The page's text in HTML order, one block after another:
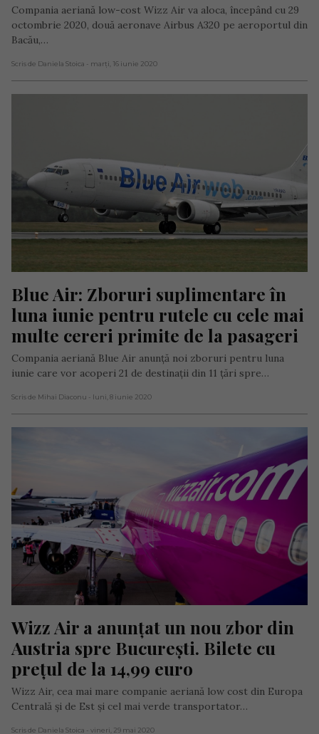
Compania aeriană low-cost Wizz Air va aloca, începând cu 29
octombrie 2020, două aeronave Airbus A320 pe aeroportul din
Bacău,…
Scris de Daniela Stoica - marți, 16 iunie 2020
Blue Air: Zboruri suplimentare în
luna iunie pentru rutele cu cele mai
multe cereri primite de la pasageri
Compania aeriană Blue Air anunță noi zboruri pentru luna
iunie care vor acoperi 21 de destinații din 11 țări spre…
Scris de Mihai Diaconu - luni, 8 iunie 2020
Wizz Air a anunțat un nou zbor din
Austria spre București. Bilete cu
prețul de la 14,99 euro
Wizz Air, cea mai mare companie aeriană low cost din Europa
Centrală și de Est și cel mai verde transportator…
Scris de Daniela Stoica - vineri, 29 mai 2020